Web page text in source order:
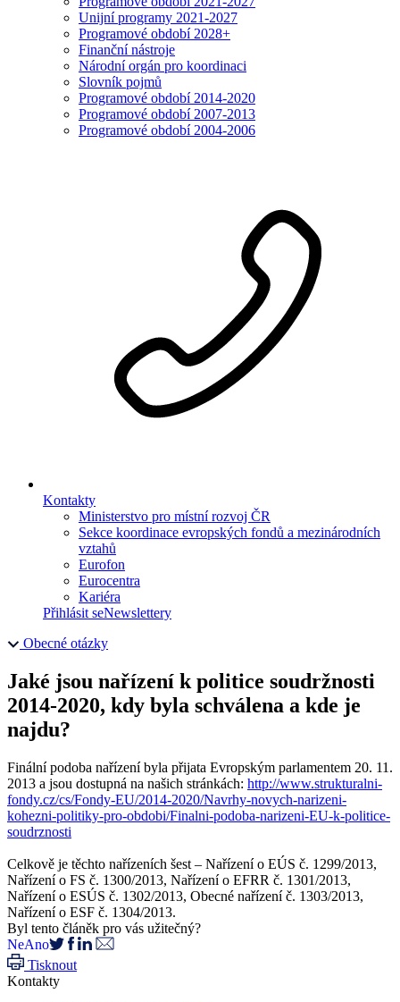
Unijní programy 2021-2027
Programové období 2028+
Finanční nástroje
Národní orgán pro koordinaci
Slovník pojmů
Programové období 2014-2020
Programové období 2007-2013
Programové období 2004-2006
Kontakty
Ministerstvo pro místní rozvoj ČR
Sekce koordinace evropských fondů a mezinárodních
vztahů
Eurofon
Eurocentra
Kariéra
Přihlásit seNewslettery
Obecné otázky
Jaké jsou nařízení k politice soudržnosti
2014-2020, kdy byla schválena a kde je
najdu?
Finální podoba nařízení byla přijata Evropským parlamentem 20. 11.
2013 a jsou dostupná na našich stránkách: http://www.strukturalni-
fondy.cz/cs/Fondy-EU/2014-2020/Navrhy-novych-narizeni-
kohezni-politiky-pro-obdobi/Finalni-podoba-narizeni-EU-k-politice-
soudrznosti
Celkově je těchto nařízeních šest – Nařízení o EÚS č. 1299/2013,
Nařízení o FS č. 1300/2013, Nařízení o EFRR č. 1301/2013,
Nařízení o ESÚS č. 1302/2013, Obecné nařízení č. 1303/2013,
Nařízení o ESF č. 1304/2013.
Byl tento článěk pro vás užitečný?
NeAno
Tisknout
Kontakty